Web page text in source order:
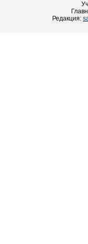
Редакция: